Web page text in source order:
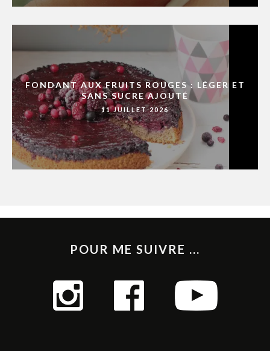
FONDANT AUX FRUITS ROUGES : LÉGER ET
SANS SUCRE AJOUTÉ
11 JUILLET 2026
POUR ME SUIVRE ...